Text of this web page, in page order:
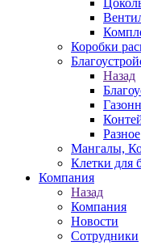
Коробки
Назад
Разное
Мангалы,
Клетки для
Компания
Назад
Компания
Новости
Сотрудники